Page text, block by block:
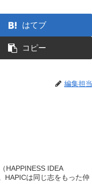
はてブ
コピー
編集担当
HAPPINESS IDEA
HAPICは同じ志をもった仲